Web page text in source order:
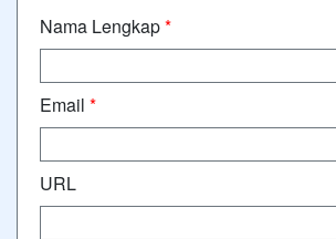
Nama Lengkap*
Email *
URL